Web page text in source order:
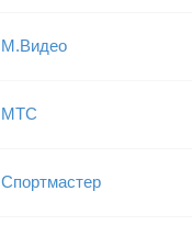
М.Видео
МТС
Спортмастер